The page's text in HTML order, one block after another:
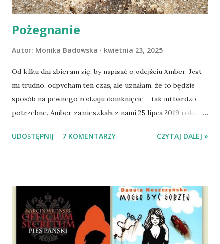
Pożegnanie
Autor: Monika Badowska kwietnia 23, 2025
Od kilku dni zbieram się, by napisać o odejściu Amber. Jest
mi trudno, odpycham ten czas, ale uznałam, że to będzie
sposób na pewnego rodzaju domknięcie - tak mi bardzo
potrzebne. Amber zamieszkała z nami 25 lipca 2019 roku.
Mazowieckim, pojechaliśmy na wizytę zapoznawczą, a kilka
wspólnego życia przeczytacie TUTAJ i TUTAJ . Gdy już
nieco okrzepliśmy w codzienności z psem, a Amber - z
ludźmi i kotami, pojawił się pomysł na wspólny jesienny
wyjazd w Beskid Niski. Zanim to jednak się stało psica miała
UDOSTĘPNIJ 7 KOMENTARZY CZYTAJ DALEJ »